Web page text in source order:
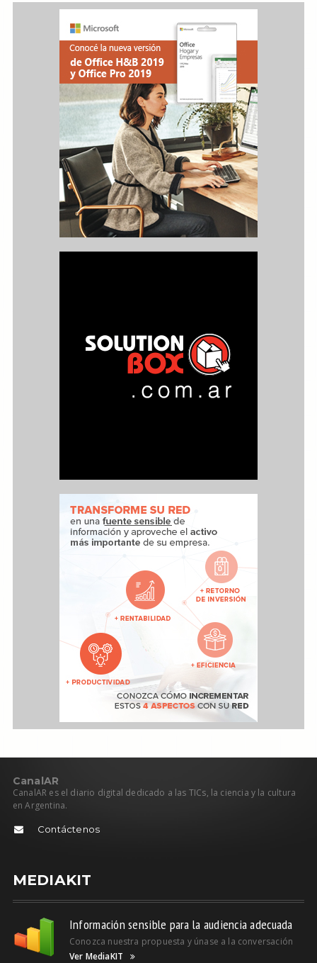
CanalAR
CanalAR es el diario digital dedicado a las TICs, la ciencia y la cultura
en Argentina.
Contáctenos
MEDIAKIT
Información sensible para la audiencia adecuada
Conozca nuestra propuesta y únase a la conversación
Ver MediaKIT